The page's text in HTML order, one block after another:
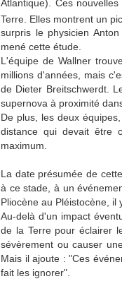
Atlantique). Ces
Terre. Elles montrent un
surpris le physicien
mené cette étude.
L'équipe de Wallner
millions d'années, mais
de Dieter Breitschwerdt.
supernova à proximité
De plus, les deux
distance qui devait être
maximum.
La date présumée de
à ce stade, à un
Pliocène au Pléistocène, il
Au-delà d'un impact
de la Terre pour éclairer
sévèrement ou causer
Mais il ajoute : "Ces
fait les ignorer".